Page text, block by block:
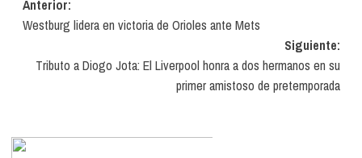
Navegación
de
entradas
Anterior:
Westburg lidera en victoria de Orioles ante Mets
Siguiente:
Tributo a Diogo Jota: El Liverpool honra a dos hermanos en su
primer amistoso de pretemporada